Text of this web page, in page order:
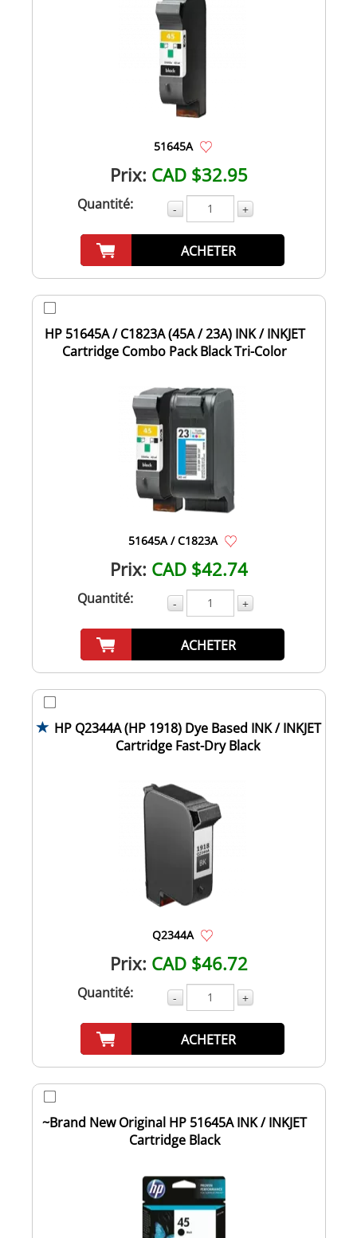
51645A
Prix: CAD $32.95
Quantité: - +
ACHETER
HP 51645A / C1823A (45A / 23A) INK / INKJET
Cartridge Combo Pack Black Tri-Color
51645A / C1823A
Prix: CAD $42.74
Quantité: - +
ACHETER
HP Q2344A (HP 1918) Dye Based INK / INKJET
Cartridge Fast-Dry Black
Q2344A
Prix: CAD $46.72
Quantité: - +
ACHETER
~Brand New Original HP 51645A INK / INKJET
Cartridge Black